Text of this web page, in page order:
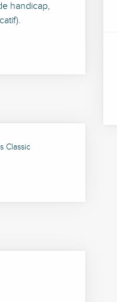
handicap,
Classic